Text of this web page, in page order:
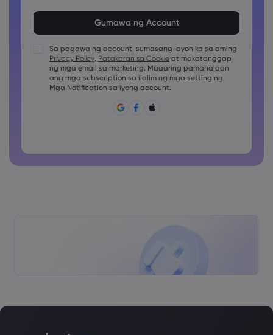
Ang password ay dapat maglalaman ng hindi bababa sa
Ang password ay dapat maglalaman ng hindi bababa sa
1 uppercase na karakter
Ang password ay dapat maglalaman ng hindi bababa sa
1 lowercase na karakter
Sa pagawa ng account, sumasang-ayon ka sa aming
Privacy Policy, Patakaran sa Cookie at makatanggap
ng mga email sa marketing. Maaaring pamahalaan
ang mga subscription sa ilalim ng mga setting ng
Mga Notification sa iyong account.